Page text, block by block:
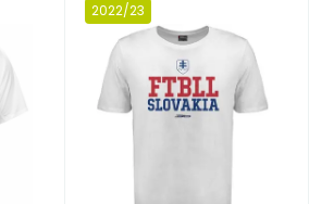
2022/23